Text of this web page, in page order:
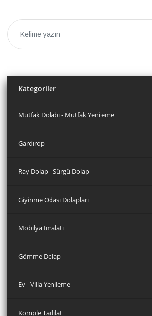
Kategoriler
Mutfak Dolabı - Mutfak Yenileme
Gardırop
Ray Dolap - Sürgü Dolap
Giyinme Odası Dolapları
Mobilya İmalatı
Gömme Dolap
Ev - Villa Yenileme
Komple Tadilat